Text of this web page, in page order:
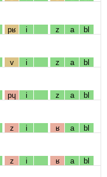
pʁ i z a bl
v i z a bl
pɥ i z a bl
z i ʁ a bl
z i ʁ a bl